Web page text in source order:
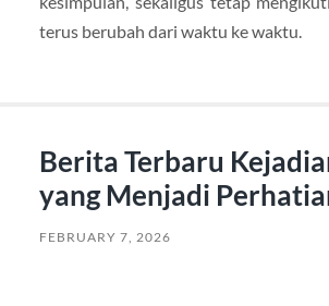
terus berubah dari waktu ke waktu.
Berita Terbaru
yang Menjadi
FEBRUARY 7, 2026